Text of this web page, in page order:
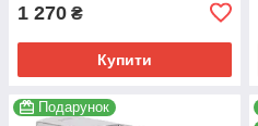
1 270 ₴
Купити
Подарунок